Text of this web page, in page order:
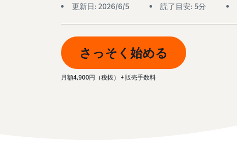
質問に答えておすすめページを見つける
その他の費用
質問に答えておすすめページを見つける
Amazon直営の越境物流
すべてのサポート資料を見る
更新日: 2026/6/5 読了目安: 5分
さっそく始める
月額4,900円（税抜） + 販売手数料